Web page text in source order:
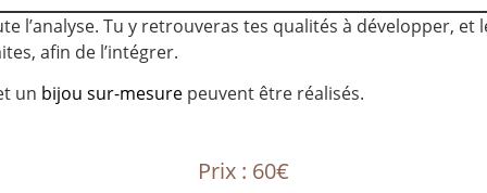
l’analyse. Tu y retrouveras tes qualités à développer,
afin de l’intégrer.
un bijou sur-mesure peuvent être réalisés.
Prix : 60€